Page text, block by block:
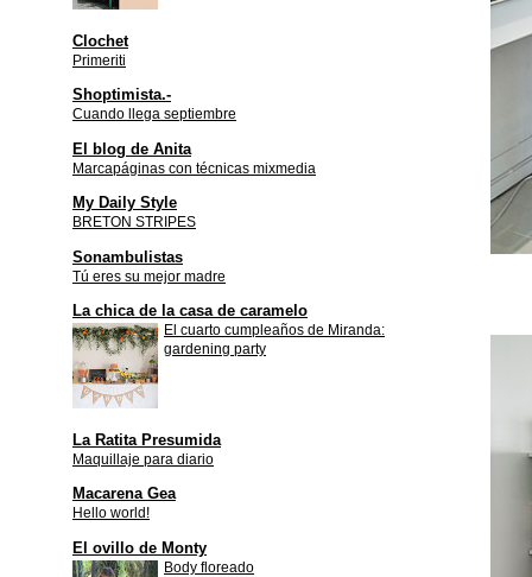
Clochet
Primeriti
Shoptimista.-
Cuando llega septiembre
El blog de Anita
Marcapáginas con técnicas mixmedia
My Daily Style
BRETON STRIPES
Sonambulistas
Tú eres su mejor madre
La chica de la casa de caramelo
El cuarto cumpleaños de Miranda:
gardening party
La Ratita Presumida
Maquillaje para diario
Macarena Gea
Hello world!
El ovillo de Monty
Body floreado